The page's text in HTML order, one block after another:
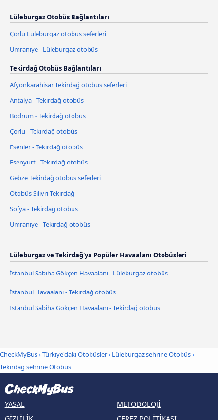
Lüleburgaz Otobüs Bağlantıları
Çorlu Lüleburgaz otobüs seferleri
Umraniye - Lüleburgaz otobüs
Tekirdağ Otobüs Bağlantıları
Afyonkarahisar Tekirdağ otobüs seferleri
Antalya - Tekirdağ otobüs
Bodrum - Tekirdağ otobüs
Çorlu - Tekirdağ otobüs
Esenler - Tekirdağ otobüs
Esenyurt - Tekirdağ otobüs
Gebze Tekirdağ otobüs seferleri
Otobüs Silivri Tekirdağ
Sofya - Tekirdağ otobüs
Umraniye - Tekirdağ otobüs
Lüleburgaz ve Tekirdağ'ya Popüler Havaalanı Otobüsleri
İstanbul Sabiha Gökçen Havaalanı - Lüleburgaz otobüs
İstanbul Havaalanı - Tekirdağ otobüs
İstanbul Sabiha Gökçen Havaalanı - Tekirdağ otobüs
CheckMyBus›Türkiye'daki Otobüsler› Lüleburgaz sehrine Otobüs›
Tekirdağ sehrine Otobüs
YASAL
METODOLOJI